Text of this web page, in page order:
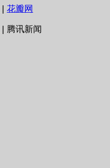
花瓣网
| 腾讯新闻